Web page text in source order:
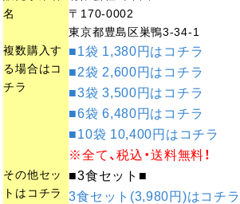
名
〒170-0002
東京都豊島区巣鴨3-34-1
複数購入す
る場合はコ
チラ
■1袋 1,380円はコチラ
■2袋 2,600円はコチラ
■3袋 3,500円はコチラ
■6袋 6,480円はコチラ
■10袋 10,400円はコチラ
※全て、税込・送料無料！
その他セッ
トはコチラ
■3食セット■
3食セット(3,980円)はコチラ